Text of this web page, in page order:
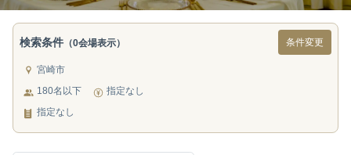
検索条件 （0会場表示） 条件変更
宮崎市
180名以下
指定なし
指定なし